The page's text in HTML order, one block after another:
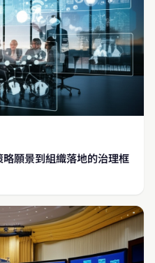
願景到組織落地的治理框